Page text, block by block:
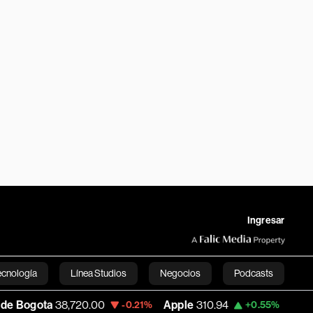
Ingresar
Línea Studios Negocios Podcasts
English
-0.21% Apple 310.94 +0.55% USD COP 3,175.95